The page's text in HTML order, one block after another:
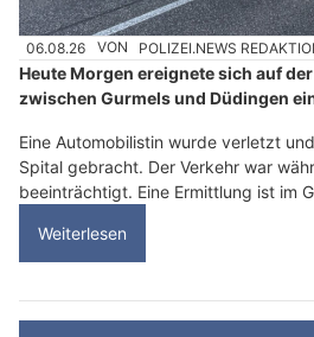
06.08.26 VON POLIZEI.NEWS
Heute Morgen ereignete sich auf
zwischen Gurmels und Düdingen
Eine Automobilistin wurde verletzt
Spital gebracht. Der Verkehr war
beeinträchtigt. Eine Ermittlung ist im
Weiterlesen